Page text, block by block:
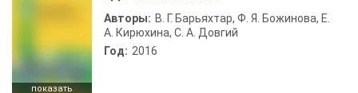
показать
Авторы: В. Г. Барьяхтар, Ф. Я. Божинова, Е.
А. Кирюхина, С. А. Довгий
Год: 2016